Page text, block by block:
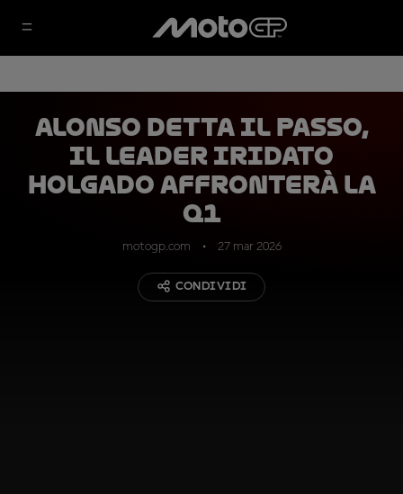
Alonso detta il passo,
il leader iridato
Holgado affronterà la
Q1
motogp.com 27 mar 2026
CONDIVIDI